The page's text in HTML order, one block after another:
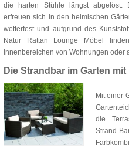
die harten Stühle längst abgelöst.
erfreuen sich in den heimischen
wetterfest und aufgrund des
Natur Rattan Lounge Möbel
Innenbereichen von Wohnungen oder
Die Strandbar im Garten
Mit einer
die
Strand-